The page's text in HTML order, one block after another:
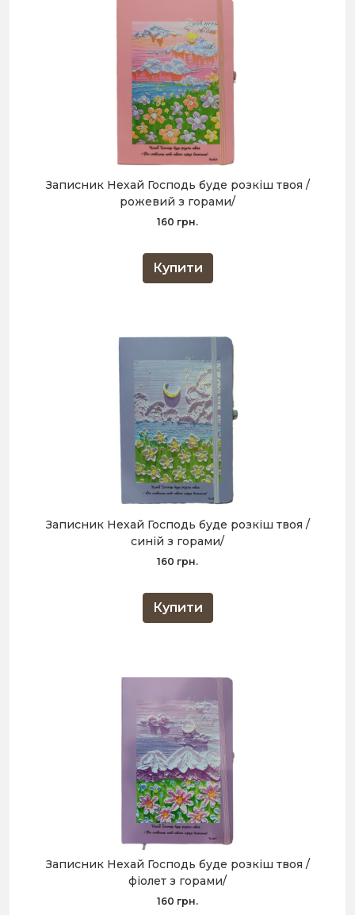
Записник Нехай Господь буде розкіш твоя /
рожевий з горами/
160 грн.
Купити
Записник Нехай Господь буде розкіш твоя /
синій з горами/
160 грн.
Купити
Записник Нехай Господь буде розкіш твоя /
фіолет з горами/
160 грн.